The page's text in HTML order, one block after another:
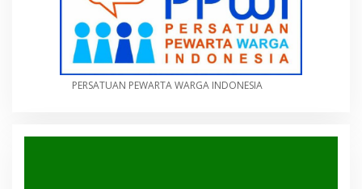
PERSATUAN PEWARTA WARGA INDONESIA